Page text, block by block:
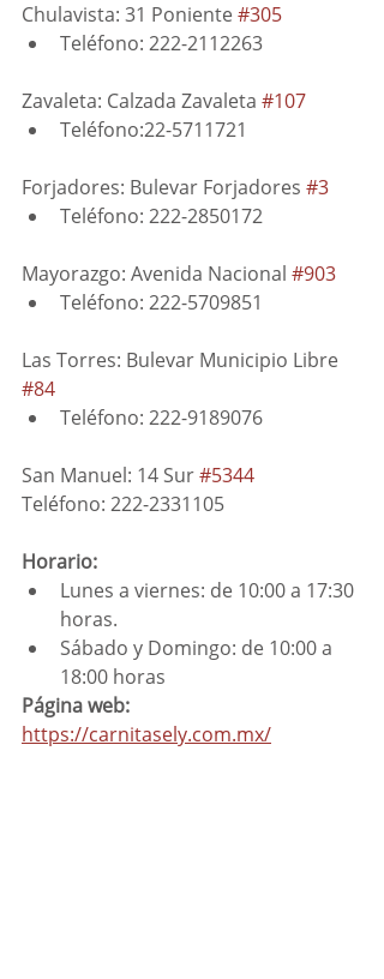
Chulavista: 31 Poniente #305
Teléfono: 222-2112263
Zavaleta: Calzada Zavaleta #107
Teléfono:22-5711721
Forjadores: Bulevar Forjadores #3
Teléfono: 222-2850172
Mayorazgo: Avenida Nacional #903
Teléfono: 222-5709851
Las Torres: Bulevar Municipio Libre
#84
Teléfono: 222-9189076
San Manuel: 14 Sur #5344
Teléfono: 222-2331105
Horario:
Lunes a viernes: de 10:00 a 17:30
horas.
Sábado y Domingo: de 10:00 a
18:00 horas
Página web:
https://carnitasely.com.mx/